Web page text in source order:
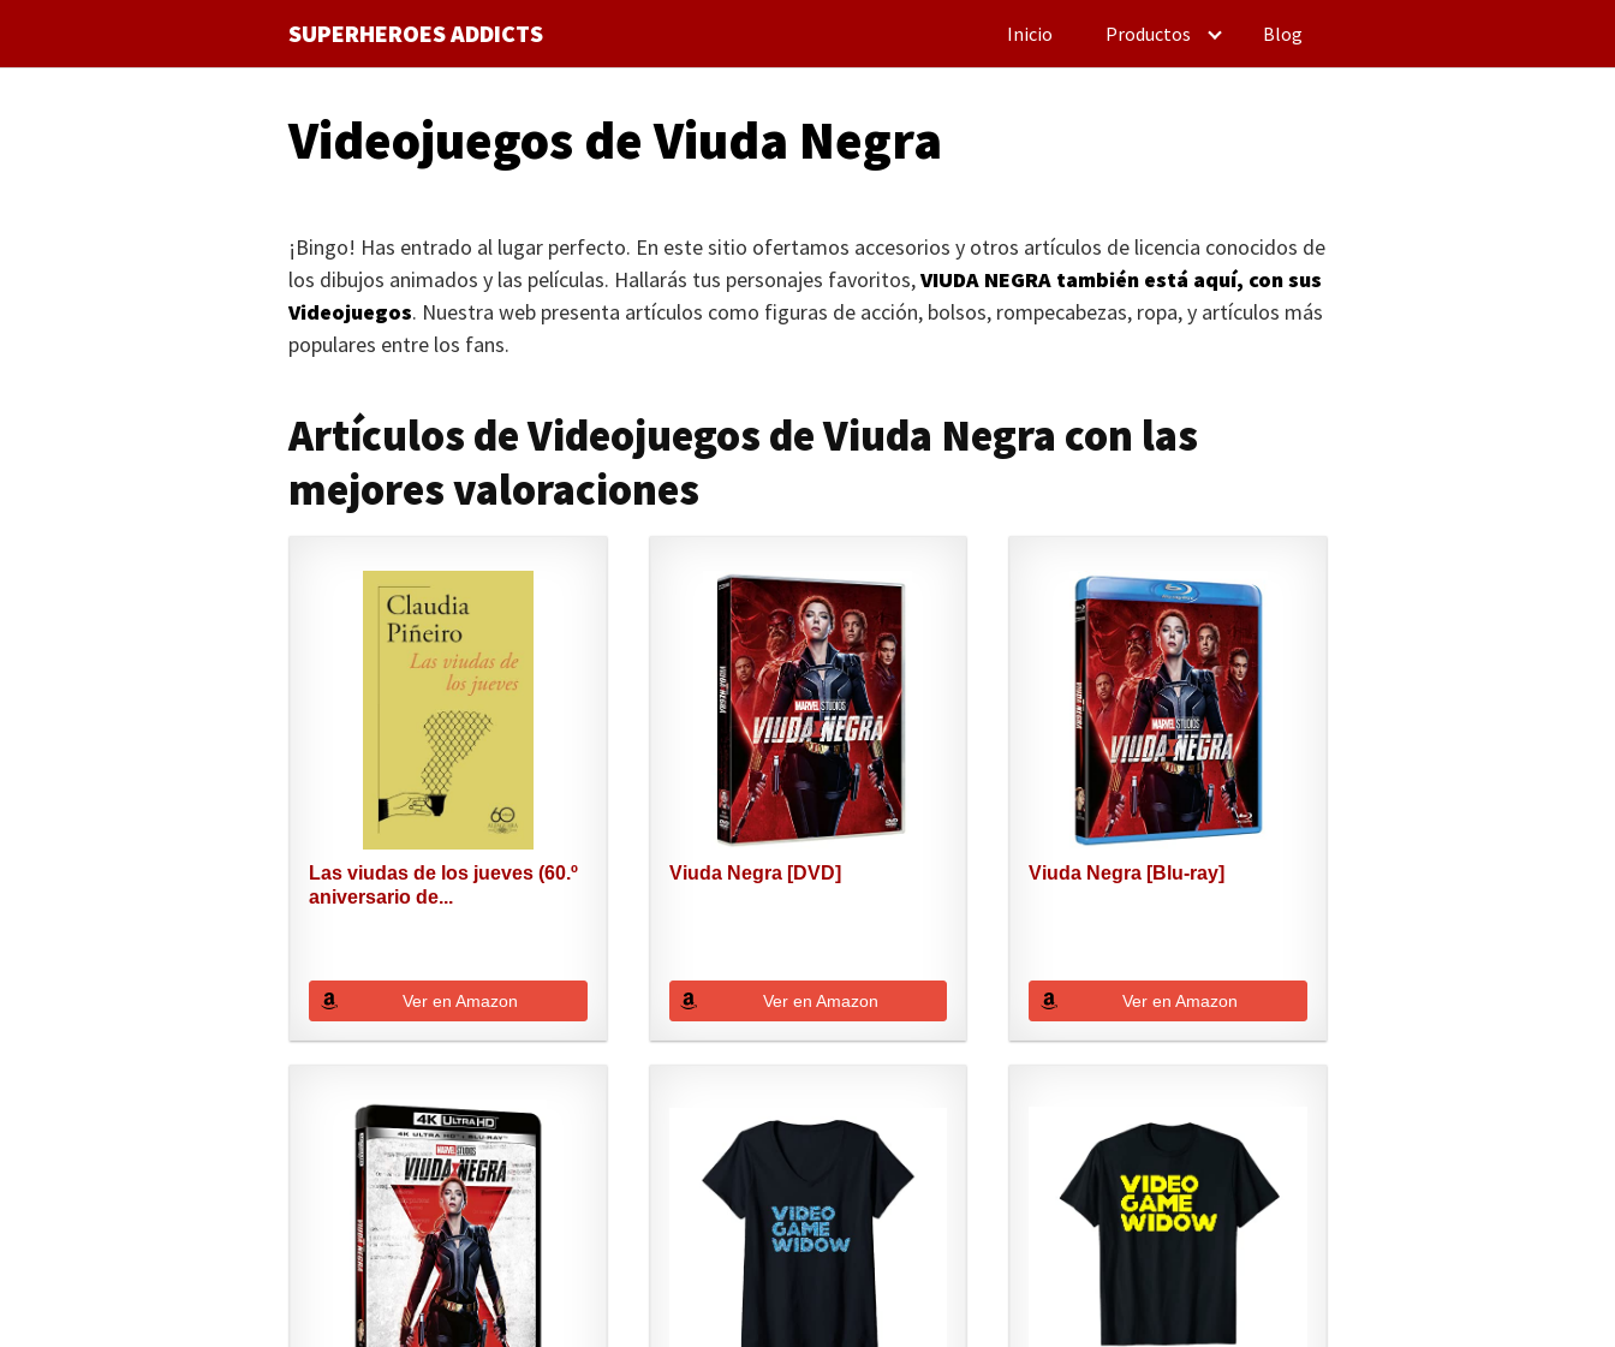
contenido
SUPERHEROES ADDICTS Inicio Productos Blog
Videojuegos de Viuda Negra
¡Bingo! Has entrado al lugar perfecto. En este sitio ofertamos accesorios y otros artículos de licencia conocidos de
los dibujos animados y las películas. Hallarás tus personajes favoritos,VIUDA NEGRA también está aquí, con sus
Videojuegos. Nuestra web presenta artículos como figuras de acción, bolsos, rompecabezas, ropa, y artículos más
populares entre los fans.
Artículos de Videojuegos de Viuda Negra con las
mejores valoraciones
Las viudas de los jueves (60.º
aniversario de...
Ver en Amazon
Viuda Negra [DVD]
Ver en Amazon
Viuda Negra [Blu-ray]
Ver en Amazon